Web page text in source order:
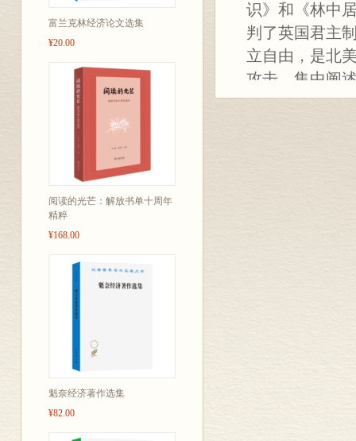
富兰克林经济论文选集
¥20.00
阅读的光芒：解放书单十周年
精粹
¥168.00
魁奈经济著作选集
¥82.00
识》和《林中
判了英国君主
立自由，是北
攻击，集中阐
君主政体，提